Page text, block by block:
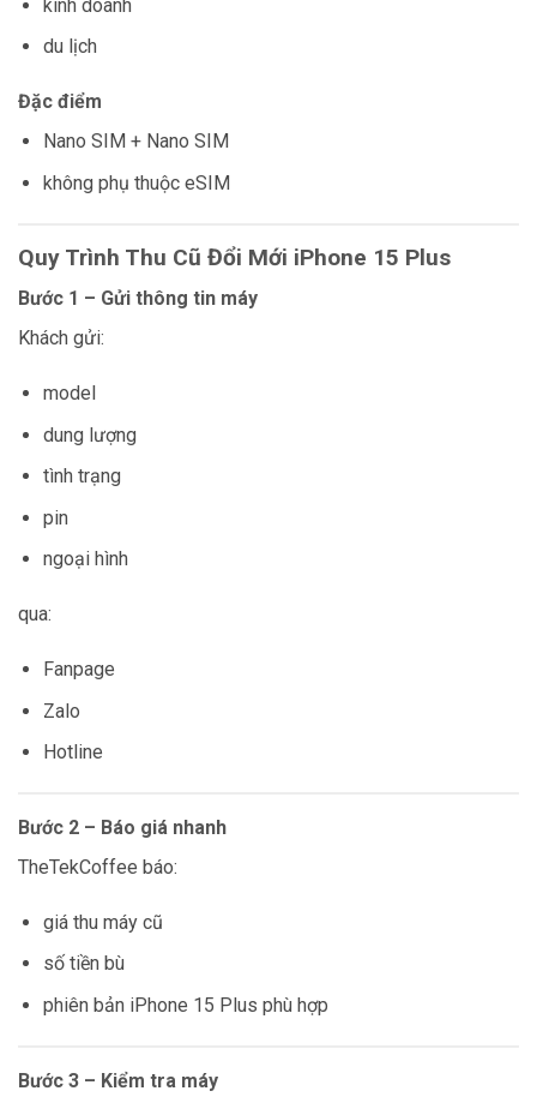
kinh doanh
du lịch
Đặc điểm
Nano SIM + Nano SIM
không phụ thuộc eSIM
Quy Trình Thu Cũ Đổi Mới iPhone 15 Plus
Bước 1 – Gửi thông tin máy
Khách gửi:
model
dung lượng
tình trạng
pin
ngoại hình
qua:
Fanpage
Zalo
Hotline
Bước 2 – Báo giá nhanh
TheTekCoffee báo:
giá thu máy cũ
số tiền bù
phiên bản iPhone 15 Plus phù hợp
Bước 3 – Kiểm tra máy